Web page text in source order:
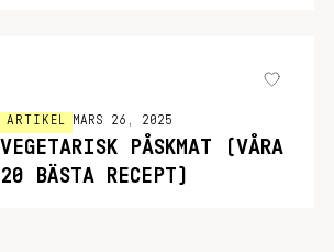
ARTIKEL MARS 26, 2025
VEGETARISK PÅSKMAT (VÅRA
20 BÄSTA RECEPT)